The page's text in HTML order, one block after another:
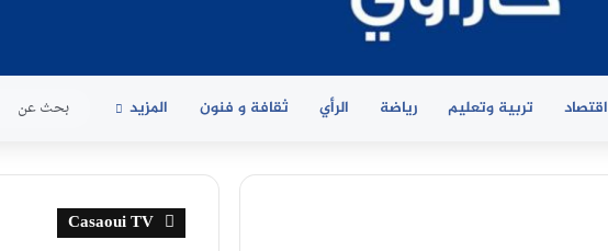
اقتصاد تربية وتعليم رياضة الرأي ثقافة و فنون المزيد
Casaoui TV